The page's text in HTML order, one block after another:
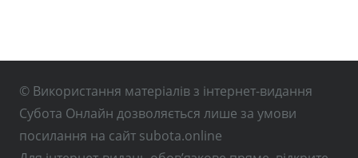
© Використання матеріалів з інтернет-видання
Субота Онлайн дозволяється лише за умови
посилання на сайт subota.online